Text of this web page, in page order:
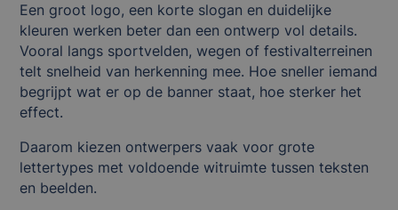
Een groot logo, een korte slogan en duidelijke
kleuren werken beter dan een ontwerp vol details.
Vooral langs sportvelden, wegen of festivalterreinen
telt snelheid van herkenning mee. Hoe sneller iemand
begrijpt wat er op de banner staat, hoe sterker het
effect.
Daarom kiezen ontwerpers vaak voor grote
lettertypes met voldoende witruimte tussen teksten
en beelden.